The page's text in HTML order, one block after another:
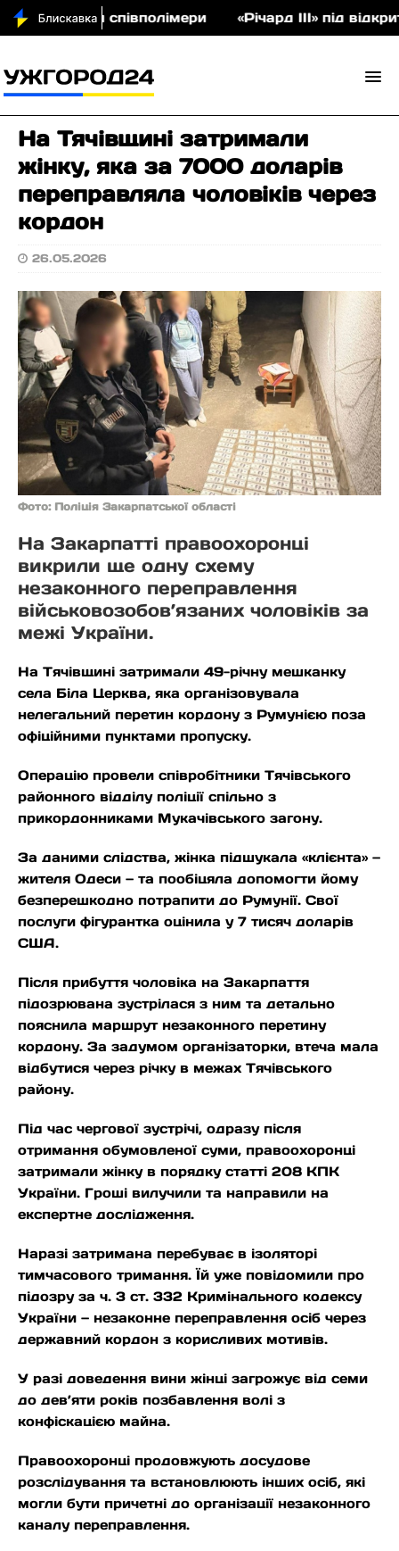
аукціон співполімери «Річард ІІІ» під
На Тячівщині затримали
жінку, яка за 7000 доларів
переправляла чоловіків через
кордон
26.05.2026
Фото: Поліція Закарпатської області
На Закарпатті правоохоронці
викрили ще одну схему
незаконного переправлення
військовозобов’язаних чоловіків за
межі України.
На Тячівщині затримали 49-річну мешканку
села Біла Церква, яка організовувала
нелегальний перетин кордону з Румунією поза
офіційними пунктами пропуску.
Операцію провели співробітники Тячівського
районного відділу поліції спільно з
прикордонниками Мукачівського загону.
За даними слідства, жінка підшукала «клієнта» —
жителя Одеси — та пообіцяла допомогти йому
безперешкодно потрапити до Румунії. Свої
послуги фігурантка оцінила у 7 тисяч доларів
США.
Після прибуття чоловіка на Закарпаття
підозрювана зустрілася з ним та детально
пояснила маршрут незаконного перетину
кордону. За задумом організаторки, втеча мала
відбутися через річку в межах Тячівського
району.
Під час чергової зустрічі, одразу після
отримання обумовленої суми, правоохоронці
затримали жінку в порядку статті 208 КПК
України. Гроші вилучили та направили на
експертне дослідження.
Наразі затримана перебуває в ізоляторі
тимчасового тримання. Їй уже повідомили про
підозру за ч. 3 ст. 332 Кримінального кодексу
України — незаконне переправлення осіб через
державний кордон з корисливих мотивів.
У разі доведення вини жінці загрожує від семи
до дев’яти років позбавлення волі з
конфіскацією майна.
Правоохоронці продовжують досудове
розслідування та встановлюють інших осіб, які
могли бути причетні до організації незаконного
каналу переправлення.